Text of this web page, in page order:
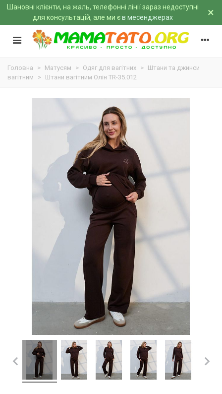
Шановні клієнти, на жаль, телефонні лінії зараз недоступні
для консультацій, але ми єв месенджерах ×
Головна > Матусям > Одяг для вагітних > Штани та джинси
вагітним
> Штани вагітним Олін TR-35.012